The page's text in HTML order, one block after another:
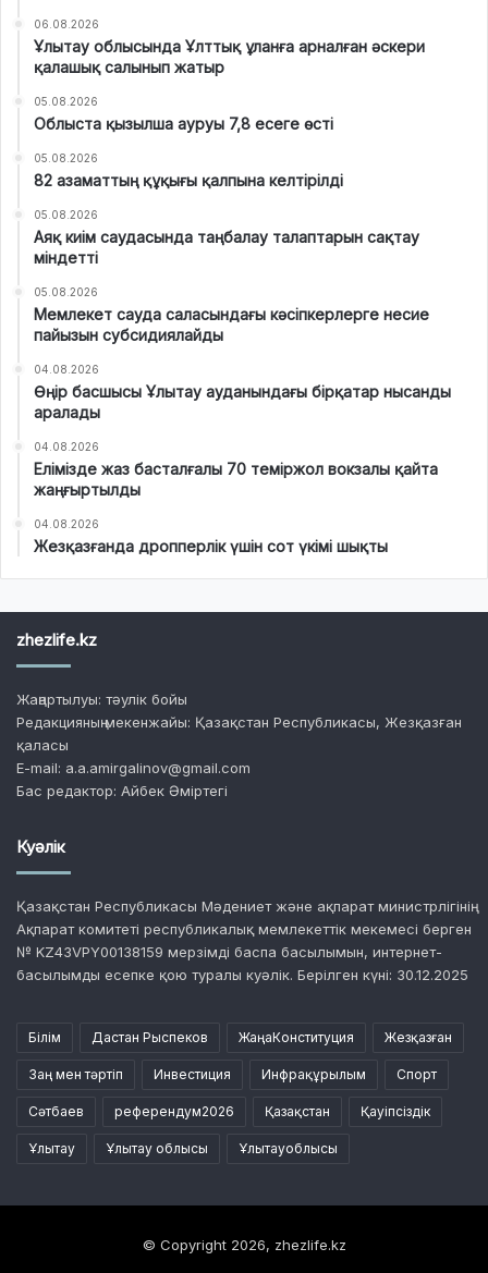
06.08.2026
Ұлытау облысында Ұлттық ұланға арналған әскери
қалашық салынып жатыр
05.08.2026
Облыста қызылша ауруы 7,8 есеге өсті
05.08.2026
82 азаматтың құқығы қалпына келтірілді
05.08.2026
Аяқ киім саудасында таңбалау талаптарын сақтау
міндетті
05.08.2026
Мемлекет сауда саласындағы кәсіпкерлерге несие
пайызын субсидиялайды
04.08.2026
Өңір басшысы Ұлытау ауданындағы бірқатар нысанды
аралады
04.08.2026
Елімізде жаз басталғалы 70 теміржол вокзалы қайта
жаңғыртылды
04.08.2026
Жезқазғанда дропперлік үшін сот үкімі шықты
zhezlife.kz
Жаңартылуы: тәулік бойы
Редакцияның мекенжайы: Қазақстан Республикасы, Жезқазған
қаласы
E-mail: a.a.amirgalinov@gmail.com
Бас редактор: Айбек Әміртегі
Куәлік
Қазақстан Республикасы Мәдениет және ақпарат министрлігінің
Ақпарат комитеті республикалық мемлекеттік мекемесі берген
№ KZ43VPY00138159 мерзімді баспа басылымын, интернет-
басылымды есепке қою туралы куәлік. Берілген күні: 30.12.2025
Білім Дастан Рыспеков ЖаңаКонституция Жезқазған
Заң мен тәртіп Инвестиция Инфрақұрылым Спорт
Сәтбаев референдум2026 Қазақстан Қауіпсіздік
Ұлытау Ұлытау облысы Ұлытауоблысы
© Copyright 2026, zhezlife.kz